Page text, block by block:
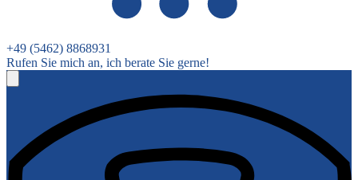
+49 (5462) 8868931
Rufen Sie mich an, ich berate Sie gerne!